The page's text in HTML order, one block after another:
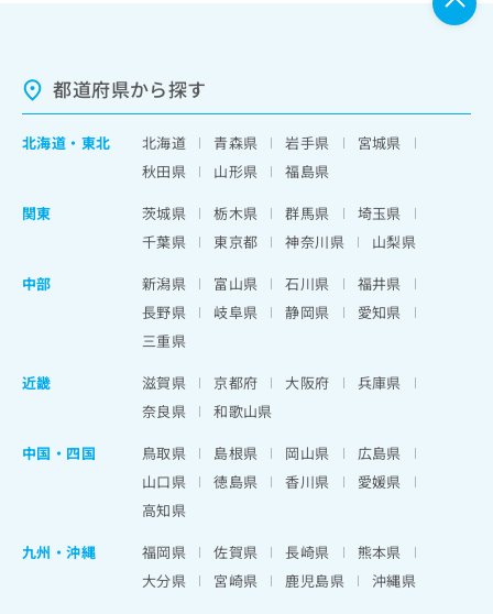
都道府県から探す
北海道 ・ 東北 北海道 青森県 岩手県
宮城県
秋田県
山形県
福島県
関東
茨城県 栃木県 群馬県
埼玉県
千葉県
東京都 神奈川県
山梨県
中部
新潟県 富山県 石川県
福井県
長野県
岐阜県 静岡県
愛知県
三重県
近畿
滋賀県 京都府 大阪府
兵庫県
奈良県
和歌山県
中国・四国
鳥取県 島根県 岡山県
広島県
山口県
徳島県 香川県
愛媛県
高知県
九州・沖縄
福岡県 佐賀県 長崎県
熊本県
大分県
宮崎県 鹿児島県 沖縄県